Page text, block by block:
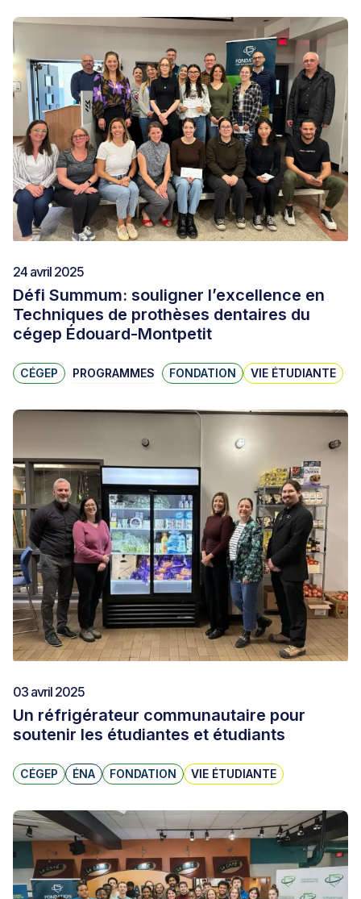
24 avril 2025
Défi Summum: souligner l’excellence en
Techniques de prothèses dentaires du
cégep Édouard-Montpetit
CÉGEP PROGRAMMES FONDATION VIE ÉTUDIANTE
03 avril 2025
Un réfrigérateur communautaire pour
soutenir les étudiantes et étudiants
CÉGEP ÉNA FONDATION VIE ÉTUDIANTE